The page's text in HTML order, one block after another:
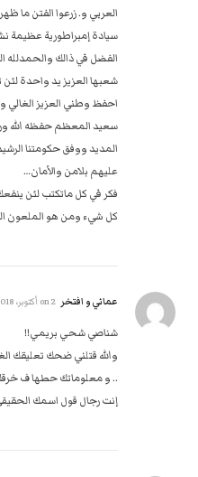
العربي و. زرعوا الفتن ما
سيادة إمبراطورية عظيمة
الفضل في ذالك والحمدلله
شعبها العزيز يد واحدة لئن
احفظ وطني العزيز
سعيد المعظم حفظه الله
المديد ووفق حكومتنا
عليهم بلامن والأمان…
فكر في كل ماتكتب لئن
كل شيء ومن هو الملعون
عماني و افتخر 2 أكتوبر، 2018 9:03 م
شناصي شحي بريمي!!
والله قتلني ضحك تعليقك
.. و معلوماتك حطها ف
إنت رجال قول اسمك الحقيقي